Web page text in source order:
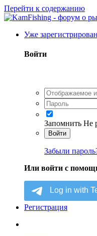
Перейти к содержанию
Уже
Войти
Запомнить Не
Войти
Забыли
Или войти с
Регистрация